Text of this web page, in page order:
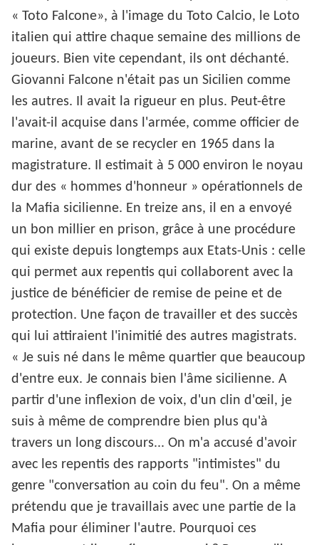
« Toto Falcone», à l'image du Toto Calcio, le Loto
italien qui attire chaque semaine des millions de
joueurs. Bien vite cependant, ils ont déchanté.
Giovanni Falcone n'était pas un Sicilien comme
les autres. Il avait la rigueur en plus. Peut-être
l'avait-il acquise dans l'armée, comme officier de
marine, avant de se recycler en 1965 dans la
magistrature. Il estimait à 5 000 environ le noyau
dur des « hommes d'honneur » opérationnels de
la Mafia sicilienne. En treize ans, il en a envoyé
un bon millier en prison, grâce à une procédure
qui existe depuis longtemps aux Etats-Unis : celle
qui permet aux repentis qui collaborent avec la
justice de bénéficier de remise de peine et de
protection. Une façon de travailler et des succès
qui lui attiraient l'inimitié des autres magistrats.
« Je suis né dans le même quartier que beaucoup
d'entre eux. Je connais bien l'âme sicilienne. A
partir d'une inflexion de voix, d'un clin d'œil, je
suis à même de comprendre bien plus qu'à
travers un long discours... On m'a accusé d'avoir
avec les repentis des rapports "intimistes" du
genre "conversation au coin du feu". On a même
prétendu que je travaillais avec une partie de la
Mafia pour éliminer l'autre. Pourquoi ces